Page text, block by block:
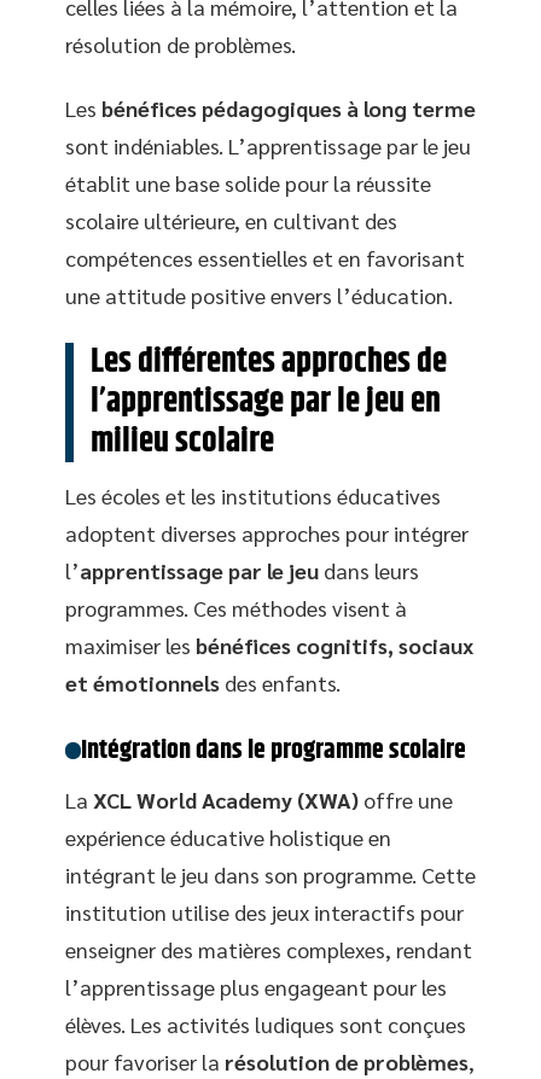
celles liées à la mémoire, l’attention et la
résolution de problèmes.
Les bénéfices pédagogiques à long terme
sont indéniables. L’apprentissage par le jeu
établit une base solide pour la réussite
scolaire ultérieure, en cultivant des
compétences essentielles et en favorisant
une attitude positive envers l’éducation.
Les différentes approches de
l’apprentissage par le jeu en
milieu scolaire
Les écoles et les institutions éducatives
adoptent diverses approches pour intégrer
l’apprentissage par le jeu dans leurs
programmes. Ces méthodes visent à
maximiser les bénéfices cognitifs, sociaux
et émotionnels des enfants.
Intégration dans le programme scolaire
La XCL World Academy (XWA) offre une
expérience éducative holistique en
intégrant le jeu dans son programme. Cette
institution utilise des jeux interactifs pour
enseigner des matières complexes, rendant
l’apprentissage plus engageant pour les
élèves. Les activités ludiques sont conçues
pour favoriser la résolution de problèmes,